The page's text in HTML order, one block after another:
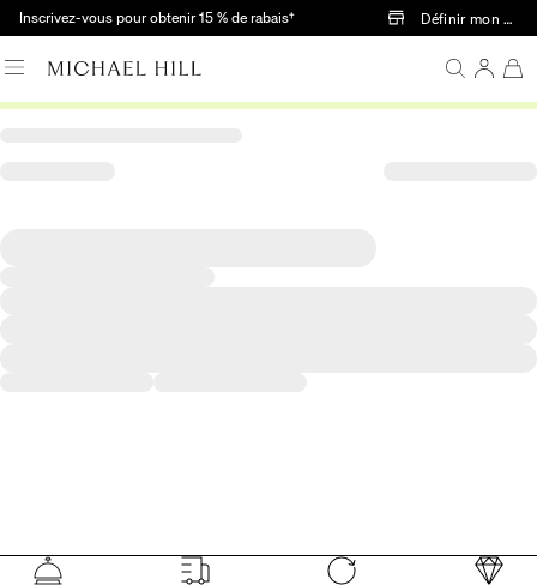
Passer au contenu principal
Inscrivez-vous pour obtenir 15 % de rabais† Définir mon